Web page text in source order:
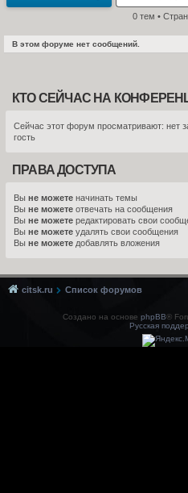
0 тем •
В этом форуме нет сообщений.
КТО СЕЙЧАС НА
Сейчас этот форум просматривают: нет
гость
ПРАВА ДОСТУПА
Вы не можете начинать темы
Вы не можете отвечать на сообщения
Вы не можете редактировать свои
Вы не можете удалять свои сообщения
Вы не можете добавлять вложения
citsk.ru Список форумов
Создано на основе phpBB®
Русская